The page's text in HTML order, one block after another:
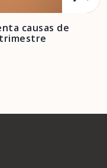
causas de